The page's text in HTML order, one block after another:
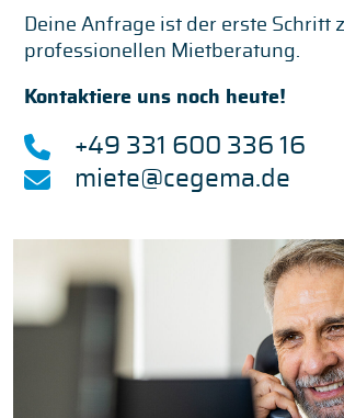
Deine Anfrage ist der erste Schritt
professionellen Mietberatung.
Kontaktiere uns noch heute!
+49 331 600 336 16
miete@cegema.de